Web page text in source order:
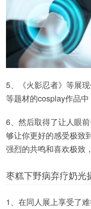
5、《火影忍者》等展
等题材的cosplay作品中
6、然后取得了让人眼
够让你更好的感受极致
强烈的共鸣和喜欢极致
枣糕下野病弃疗奶光
1、在同人展上享受了